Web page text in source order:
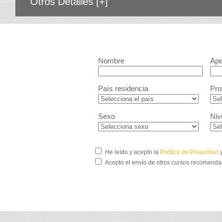
Nombre
País residencia
Sexo
He leído y acepto la Política de Privacidad
Acepto el envío de otros cursos